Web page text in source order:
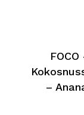
FOCO
–